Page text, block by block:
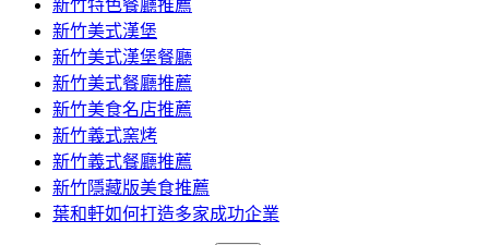
新竹特色餐廳推薦
新竹美式漢堡
新竹美式漢堡餐廳
新竹美式餐廳推薦
新竹美食名店推薦
新竹義式窯烤
新竹義式餐廳推薦
新竹隱藏版美食推薦
葉和軒如何打造多家成功企業